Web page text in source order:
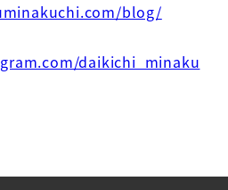
blog/
daikichi_minaku